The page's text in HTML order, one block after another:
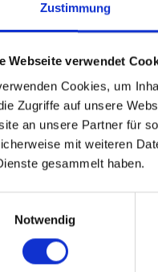
Zustimmung
Webseite verwendet
Cookies, um
Zugriffe auf unsere
an unsere Partner für
mit weiteren
gesammelt haben.
Notwendig
der extremen
für super Traktion
für sehr guten Seitenhalt.
und ausgezeichneter
Kombination mit
und Vortrieb